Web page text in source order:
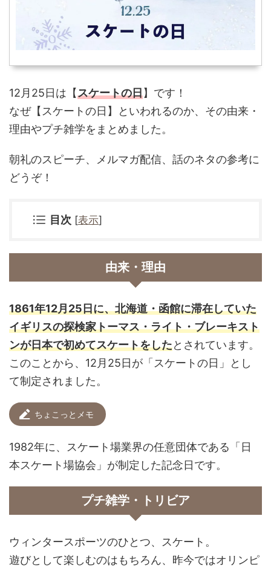
12月25日は【スケートの日】です！
なぜ【スケートの日】といわれるのか、その由来・
理由やプチ雑学をまとめました。
朝礼のスピーチ、メルマガ配信、話のネタの参考に
どうぞ！
目次 [表示]
由来・理由
1861年12月25日に、北海道・函館に滞在していた
イギリスの探検家トーマス・ライト・ブレーキスト
ンが日本で初めてスケートをしたとされています。
このことから、12月25日が「スケートの日」とし
て制定されました。
ちょこっとメモ
1982年に、スケート場業界の任意団体である「日
本スケート場協会」が制定した記念日です。
プチ雑学・トリビア
ウィンタースポーツのひとつ、スケート。
遊びとして楽しむのはもちろん、昨今ではオリンピ